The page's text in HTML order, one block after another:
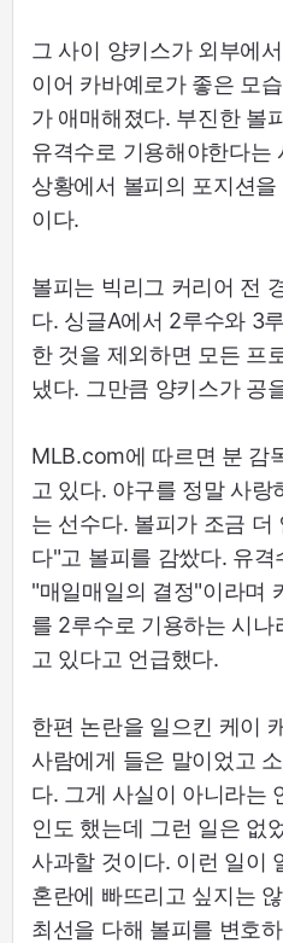
그 사이 양키스가 외부에
이어 카바예로가 좋은 모
가 애매해졌다. 부진한 볼
유격수로 기용해야한다는
상황에서 볼피의 포지션
이다.
볼피는 빅리그 커리어 전
다. 싱글A에서 2루수와 3
한 것을 제외하면 모든 프
냈다. 그만큼 양키스가 공
MLB.com에 따르면 분 감
고 있다. 야구를 정말 사
는 선수다. 볼피가 조금 더
다"고 볼피를 감쌌다. 유
"매일매일의 결정"이라며
를 2루수로 기용하는 시
고 있다고 언급했다.
한편 논란을 일으킨 케이
사람에게 들은 말이었고
다. 그게 사실이 아니라는
인도 했는데 그런 일은 없
사과할 것이다. 이런 일이
혼란에 빠뜨리고 싶지는
최선을 다해 볼피를 변호